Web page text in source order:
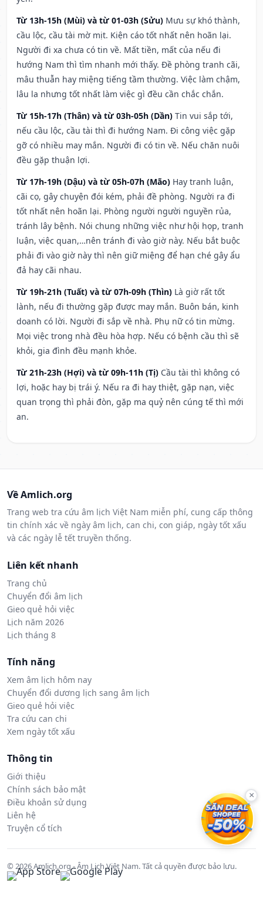
Từ 13h-15h (Mùi) và từ 01-03h (Sửu) Mưu sự khó thành,
cầu lộc, cầu tài mờ mịt. Kiện cáo tốt nhất nên hoãn lại.
Người đi xa chưa có tin về. Mất tiền, mất của nếu đi
hướng Nam thì tìm nhanh mới thấy. Đề phòng tranh cãi,
mâu thuẫn hay miệng tiếng tầm thường. Việc làm chậm,
lâu la nhưng tốt nhất làm việc gì đều cần chắc chắn.
Từ 15h-17h (Thân) và từ 03h-05h (Dần) Tin vui sắp tới,
nếu cầu lộc, cầu tài thì đi hướng Nam. Đi công việc gặp
gỡ có nhiều may mắn. Người đi có tin về. Nếu chăn nuôi
đều gặp thuận lợi.
Từ 17h-19h (Dậu) và từ 05h-07h (Mão) Hay tranh luận,
cãi cọ, gây chuyện đói kém, phải đề phòng. Người ra đi
tốt nhất nên hoãn lại. Phòng người người nguyền rủa,
tránh lây bệnh. Nói chung những việc như hội họp, tranh
luận, việc quan,…nên tránh đi vào giờ này. Nếu bắt buộc
phải đi vào giờ này thì nên giữ miệng để hạn ché gây ẩu
đả hay cãi nhau.
Từ 19h-21h (Tuất) và từ 07h-09h (Thìn) Là giờ rất tốt
lành, nếu đi thường gặp được may mắn. Buôn bán, kinh
doanh có lời. Người đi sắp về nhà. Phụ nữ có tin mừng.
Mọi việc trong nhà đều hòa hợp. Nếu có bệnh cầu thì sẽ
khỏi, gia đình đều mạnh khỏe.
Từ 21h-23h (Hợi) và từ 09h-11h (Tị) Cầu tài thì không có
lợi, hoặc hay bị trái ý. Nếu ra đi hay thiệt, gặp nạn, việc
quan trọng thì phải đòn, gặp ma quỷ nên cúng tế thì mới
an.
Về Amlich.org
Trang web tra cứu âm lịch Việt Nam miễn phí, cung cấp thông
tin chính xác về ngày âm lịch, can chi, con giáp, ngày tốt xấu
và các ngày lễ tết truyền thống.
Liên kết nhanh
Trang chủ
Chuyển đổi âm lịch
Gieo quẻ hỏi việc
Lịch năm 2026
Lịch tháng 8
Tính năng
Xem âm lịch hôm nay
Chuyển đổi dương lịch sang âm lịch
Gieo quẻ hỏi việc
Tra cứu can chi
Xem ngày tốt xấu
Thông tin
Giới thiệu
Chính sách bảo mật
Điều khoản sử dụng
Liên hệ
Truyện cổ tích
© 2026 Amlich.org - Âm Lịch Việt Nam. Tất cả quyền được bảo lưu.
×